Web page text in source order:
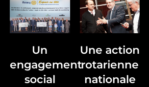
Un
engagement
social
Une action
rotarienne
nationale